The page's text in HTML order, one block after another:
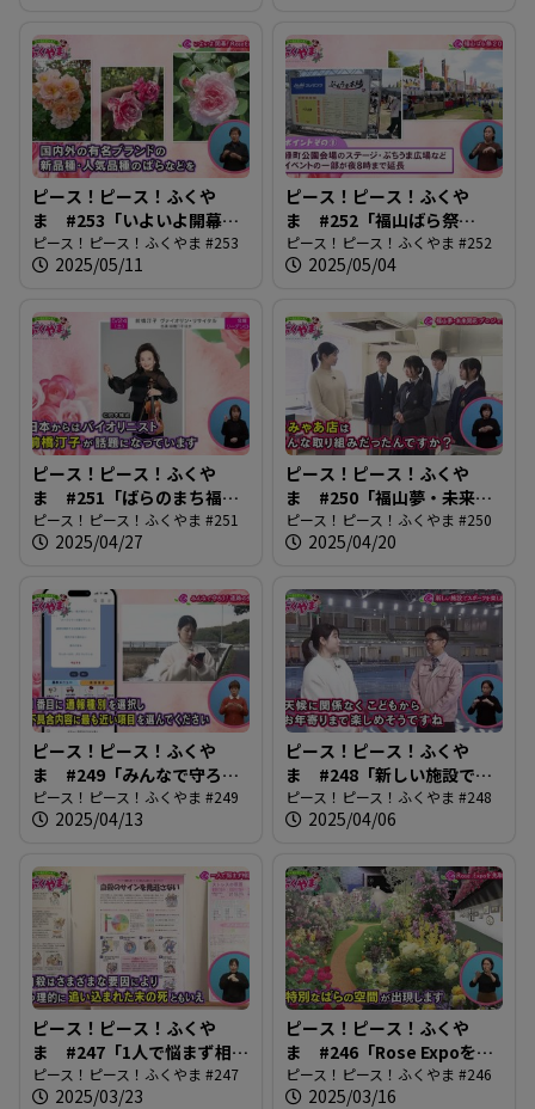
ピース！ピース！ふくや
ま #253「いよいよ開幕！
Rose Expo」
ピース！ピース！ふくやま #253
2025/05/11
ピース！ピース！ふくや
ま #252「福山ばら祭
2025」
ピース！ピース！ふくやま #252
2025/05/04
ピース！ピース！ふくや
ま #251「ばらのまち福山
国際音楽祭2025」
ピース！ピース！ふくやま #251
2025/04/27
ピース！ピース！ふくや
ま #250「福山夢・未来開
花プロジェクト」
ピース！ピース！ふくやま #250
2025/04/20
ピース！ピース！ふくや
ま #249「みんなで守ろ
う！道路の安全」
ピース！ピース！ふくやま #249
2025/04/13
ピース！ピース！ふくや
ま #248「新しい施設でス
ポーツを楽しもう！」
ピース！ピース！ふくやま #248
2025/04/06
ピース！ピース！ふくや
ま #247「1人で悩まず相談
を」
ピース！ピース！ふくやま #247
2025/03/23
ピース！ピース！ふくや
ま #246「Rose Expoを先
取り！」
ピース！ピース！ふくやま #246
2025/03/16